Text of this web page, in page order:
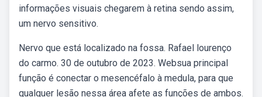
informações visuais chegarem à retina sendo assim,
um nervo sensitivo.
Nervo que está localizado na fossa. Rafael lourenço
do carmo. 30 de outubro de 2023. Websua principal
função é conectar o mesencéfalo à medula, para que
qualquer lesão nessa área afete as funções de ambos.